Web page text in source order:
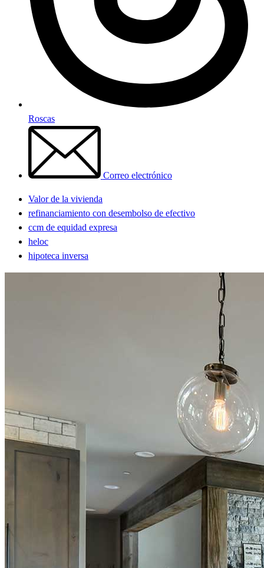
Roscas
Correo electrónico
Valor de la vivienda
refinanciamiento con desembolso de efectivo
ccm de equidad expresa
heloc
hipoteca inversa